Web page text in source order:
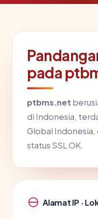
pada
ptbms.net
di Indonesia,
Global Indonesia,
status SSL OK.
Alamat IP ·